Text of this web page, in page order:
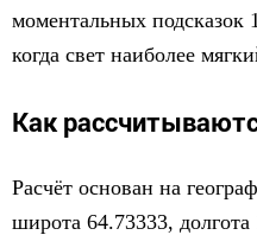
моментальных подсказок
когда свет наиболее
Как
Расчёт основан на
широта 64.73333,